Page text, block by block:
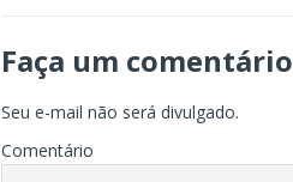
Faça um comentário
Seu e-mail não será divulgado.
Comentário